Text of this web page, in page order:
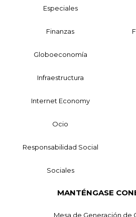
Especiales
Finanzas
Globoeconomía
Infraestructura
Internet Economy
Ocio
Responsabilidad Social
Sociales
MANTÉNGASE
Mesa de Generación de